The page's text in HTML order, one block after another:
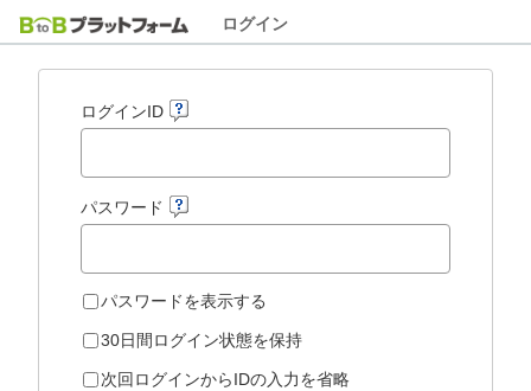
ログイン
ログインID
パスワード
パスワードを表示する
30日間ログイン状態を保持
次回ログインからIDの入力を省略